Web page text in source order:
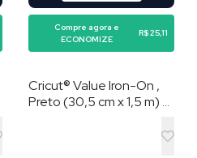
Compre agora e
ECONOMIZE
R$ 25,11
Cricut® Value Iron-On ,
Preto (30,5 cm x 1,5 m) –
transferência por calor)